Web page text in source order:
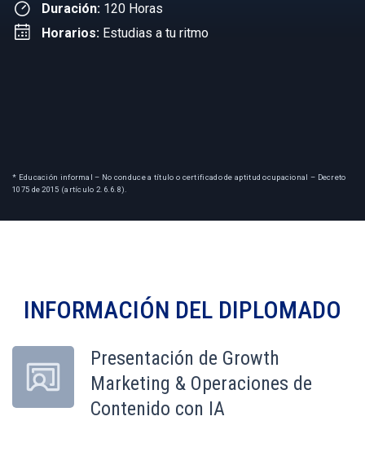
Duración: 120 Horas
Horarios: Estudias a tu ritmo
* Educación informal – No conduce a título o certificado de aptitud ocupacional – Decreto
1075 de 2015 (artículo 2.6.6.8).
INFORMACIÓN DEL DIPLOMADO
Presentación de Growth
Marketing & Operaciones de
Contenido con IA